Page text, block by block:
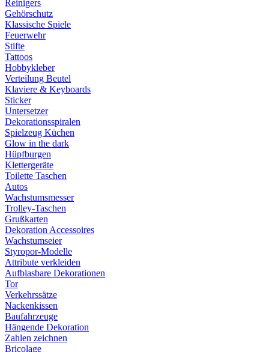
Reinigers
Gehörschutz
Klassische Spiele
Feuerwehr
Stifte
Tattoos
Hobbykleber
Verteilung Beutel
Klaviere & Keyboards
Sticker
Untersetzer
Dekorationsspiralen
Spielzeug Küchen
Glow in the dark
Hüpfburgen
Klettergeräte
Toilette Taschen
Autos
Wachstumsmesser
Trolley-Taschen
Grußkarten
Dekoration Accessoires
Wachstumseier
Styropor-Modelle
Attribute verkleiden
Aufblasbare Dekorationen
Tor
Verkehrssätze
Nackenkissen
Baufahrzeuge
Hängende Dekoration
Zahlen zeichnen
Bricolage